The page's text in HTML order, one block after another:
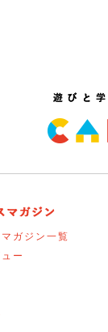
ガジン一覧
ー